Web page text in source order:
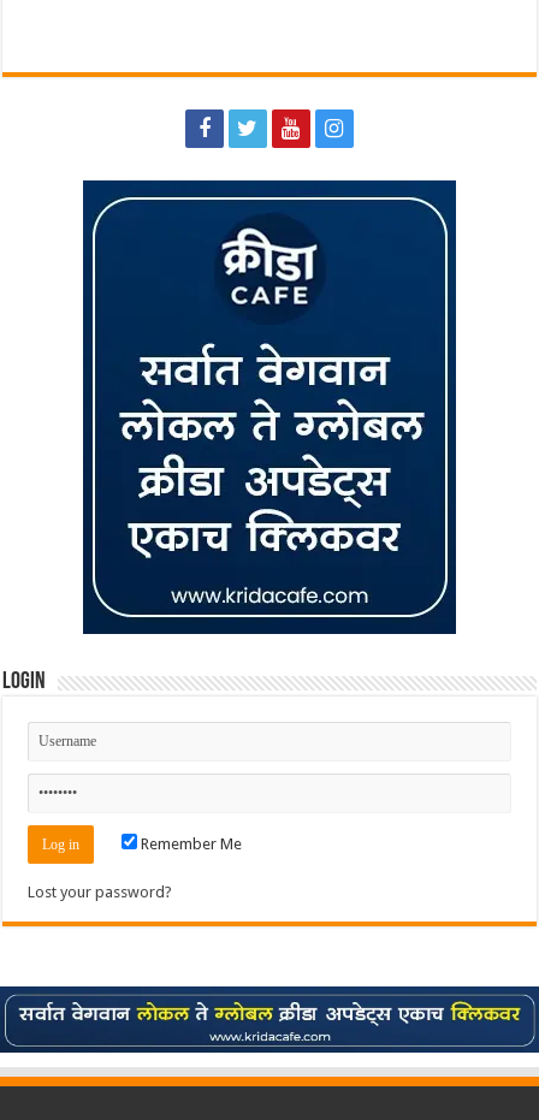
Login
Remember Me
Lost your password?